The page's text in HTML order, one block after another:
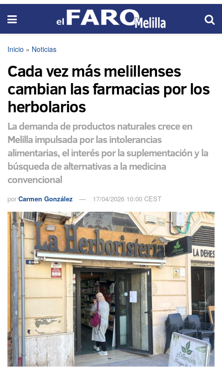
Inicio » Noticias
Cada vez más melillenses
cambian las farmacias por los
herbolarios
La demanda de productos naturales crece en
Melilla impulsada por las intolerancias
alimentarias, el interés por la suplementación y la
búsqueda de alternativas a la medicina
convencional
por Carmen González 17/04/2026 10:00 CEST